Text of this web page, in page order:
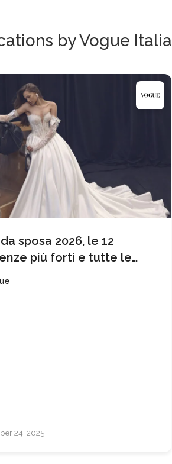
by Vogue Italia
sposa 2026, le 12
più forti e tutte le
che devi assolutamente
se stai per sposarti
24, 2025